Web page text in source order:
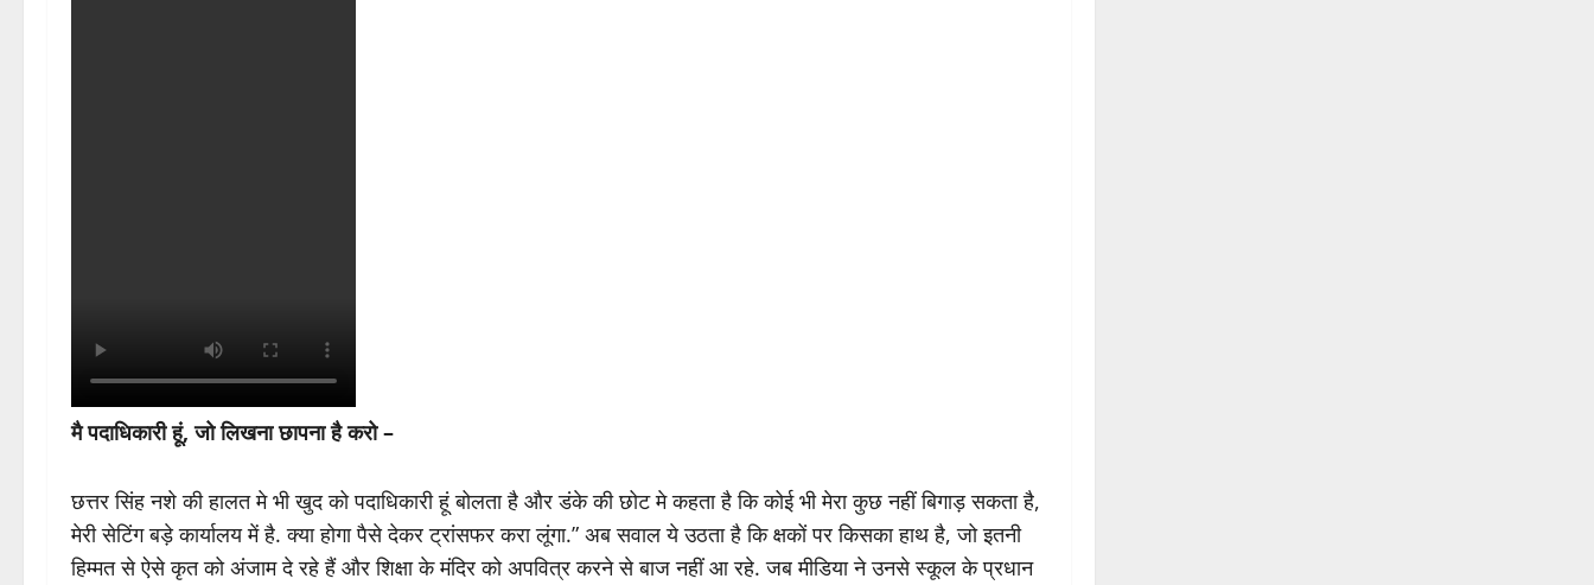
मै पदाधिकारी हूं, जो लिखना छापना है करो –
छत्तर सिंह नशे की हालत मे भी खुद को पदाधिकारी हूं बोलता है और डंके की छोट मे कहता है कि कोई भी मेरा कुछ नहीं बिगाड़ सकता है,
मेरी सेटिंग बड़े कार्यालय में है. क्या होगा पैसे देकर ट्रांसफर करा लूंगा.” अब सवाल ये उठता है कि क्षकों पर किसका हाथ है, जो इतनी
हिम्मत से ऐसे कृत को अंजाम दे रहे हैं और शिक्षा के मंदिर को अपवित्र करने से बाज नहीं आ रहे. जब मीडिया ने उनसे स्कूल के प्रधान